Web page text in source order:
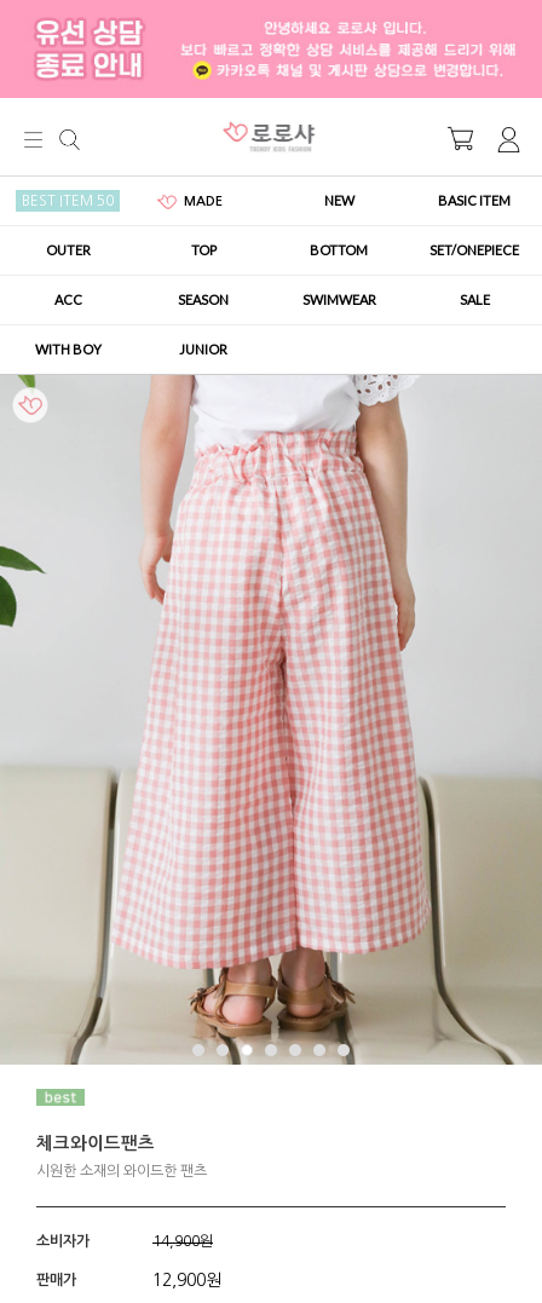
BEST ITEM 50 MADE NEW BASIC ITEM
OUTER TOP BOTTOM SET/ONEPIECE
ACC SEASON SWIMWEAR SALE
WITH BOY JUNIOR
체크와이드팬츠
시원한 소재의 와이드한 팬츠
소비자가 14,900원
판매가 12,900원